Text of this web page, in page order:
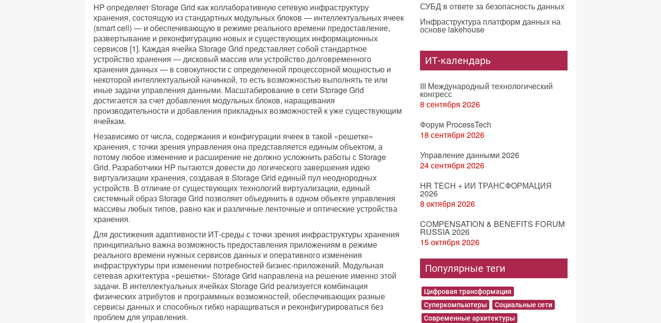
HP определяет Storage Grid как коллаборативную сетевую инфраструктуру
хранения, состоящую из стандартных модульных блоков — интеллектуальных ячеек
(smart cell) — и обеспечивающую в режиме реального времени предоставление,
развертывание и реконфигурацию новых и существующих информационных
сервисов [1]. Каждая ячейка Storage Grid представляет собой стандартное
устройство хранения — дисковый массив или устройство долговременного
хранения данных — в совокупности с определенной процессорной мощностью и
некоторой интеллектуальной начинкой, то есть возможностью выполнять те или
иные задачи управления данными. Масштабирование в сети Storage Grid
достигается за счет добавления модульных блоков, наращивания
производительности и добавления прикладных возможностей к уже существующим
ячейкам.
Независимо от числа, содержания и конфигурации ячеек в такой «решетке»
хранения, с точки зрения управления она представляется единым объектом, а
потому любое изменение и расширение не должно усложнить работы с Storage
Grid. Разработчики HP пытаются довести до логического завершения идею
виртуализации хранения, создавая в Storage Grid единый пул неоднородных
устройств. В отличие от существующих технологий виртуализации, единый
системный образ Storage Grid позволяет объединить в одном объекте управления
массивы любых типов, равно как и различные ленточные и оптические устройства
хранения.
Для достижения адаптивности ИТ-среды с точки зрения инфраструктуры хранения
принципиально важна возможность предоставления приложениям в режиме
реального времени нужных сервисов данных и оперативного изменения
инфраструктуры при изменении потребностей бизнес-приложений. Модульная
сетевая архитектура «решетки» Storage Grid направлена на решение именно этой
задачи. В интеллектуальных ячейках Storage Grid реализуется комбинация
физических атрибутов и программных возможностей, обеспечивающих разные
сервисы данных и способных гибко наращиваться и реконфигурироваться без
проблем для управления.
СУБД в ответе за безопасность данных
Инфраструктура платформ данных на
основе lakehouse
ИТ-календарь
III Международный технологический
конгресс
8 сентября 2026
Форум ProcessTech
18 сентября 2026
Управление данными 2026
24 сентября 2026
HR TECH + ИИ ТРАНСФОРМАЦИЯ
2026
8 октября 2026
COMPENSATION & BENEFITS FORUM
RUSSIA 2026
15 октября 2026
Популярные теги
Цифровая трансформация
Суперкомпьютеры
Социальные сети
Современные архитектуры